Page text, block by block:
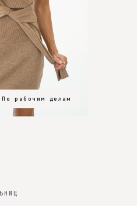
рабочим делам
В зал
особенный вечер